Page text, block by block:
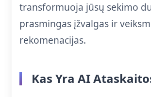
transformuoja jūsų sekimo
prasmingas įžvalgas ir
rekomenacijas.
Kas Yra AI